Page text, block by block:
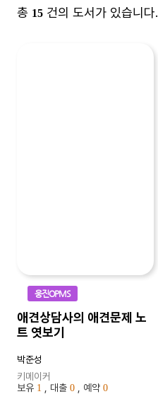
총 15 건의 도서가 있습니다.
웅진OPMS
애견상담사의 애견문제 노
트 엿보기
박준성
키메이커
보유 1 , 대출 0 , 예약 0